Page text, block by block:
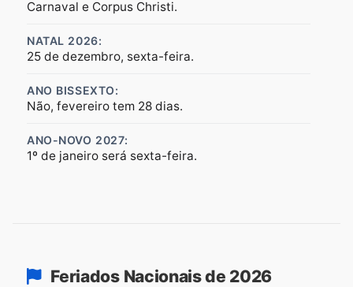
Carnaval e Corpus Christi.
NATAL 2026:
25 de dezembro, sexta-feira.
ANO BISSEXTO:
Não, fevereiro tem 28 dias.
ANO-NOVO 2027:
1º de janeiro será sexta-feira.
Feriados Nacionais de 2026